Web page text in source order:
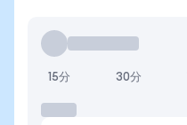
15分 30分